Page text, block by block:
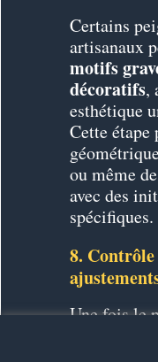
Certains
artisanaux
motifs
décoratifs,
esthétique
Cette étape
ou même
avec des
spécifiques.
8.
Une fois le